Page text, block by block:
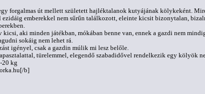
forgalmas út mellett született hajléktalanok kutyájának kölykeként.
emberekkel nem sűrűn találkozott, eleinte kicsit bizonytalan,
aki minden játékban, mókában benne van, ennek a gazdi nem
sokáig nem lehet rá.
igényel, csak a gazdin múlik mi lesz belőle.
türelemmel, elegendő szabadidővel rendelkezik egy kölyök
20 kg
[/b]